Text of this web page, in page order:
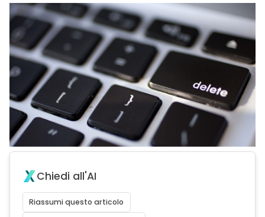
Chiedi all'AI
Riassumi questo articolo